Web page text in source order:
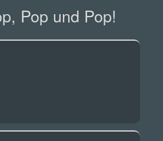
Pop und Pop!